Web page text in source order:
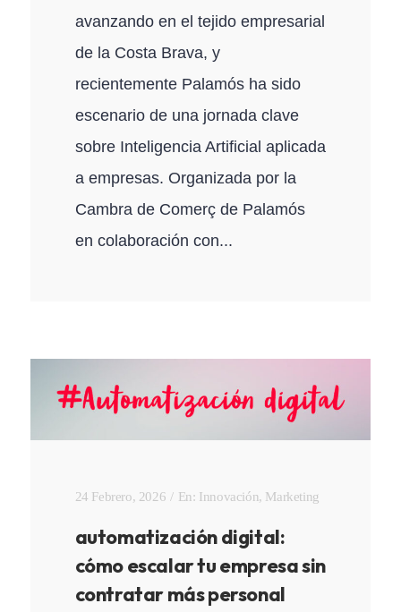
avanzando en el tejido empresarial
de la Costa Brava, y
recientemente Palamós ha sido
escenario de una jornada clave
sobre Inteligencia Artificial aplicada
a empresas. Organizada por la
Cambra de Comerç de Palamós
en colaboración con...
24 Febrero, 2026 En: Innovación, Marketing
automatización digital:
cómo escalar tu empresa sin
contratar más personal